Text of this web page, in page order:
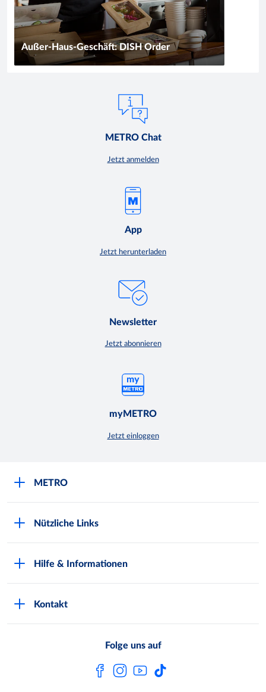
Außer-Haus-Geschäft: DISH Order
METRO Chat
Jetzt anmelden
App
Jetzt herunterladen
Newsletter
Jetzt abonnieren
myMETRO
Jetzt einloggen
METRO
Presse
Nützliche Links
Hilfe & Informationen
Kundenfeedback
Kontakt
Folge uns auf